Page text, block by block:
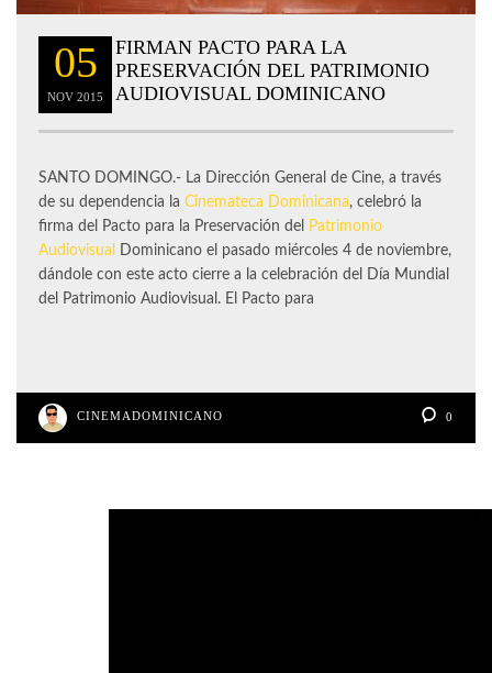
05
NOV 2015
FIRMAN PACTO PARA LA
PRESERVACIÓN DEL PATRIMONIO
AUDIOVISUAL DOMINICANO
SANTO DOMINGO.- La Dirección General de Cine, a través
de su dependencia la Cinemateca Dominicana, celebró la
firma del Pacto para la Preservación del
Patrimonio
Audiovisual
Dominicano el pasado miércoles 4 de noviembre,
dándole con este acto cierre a la celebración del Día Mundial
del Patrimonio Audiovisual. El Pacto para
CINEMADOMINICANO 0